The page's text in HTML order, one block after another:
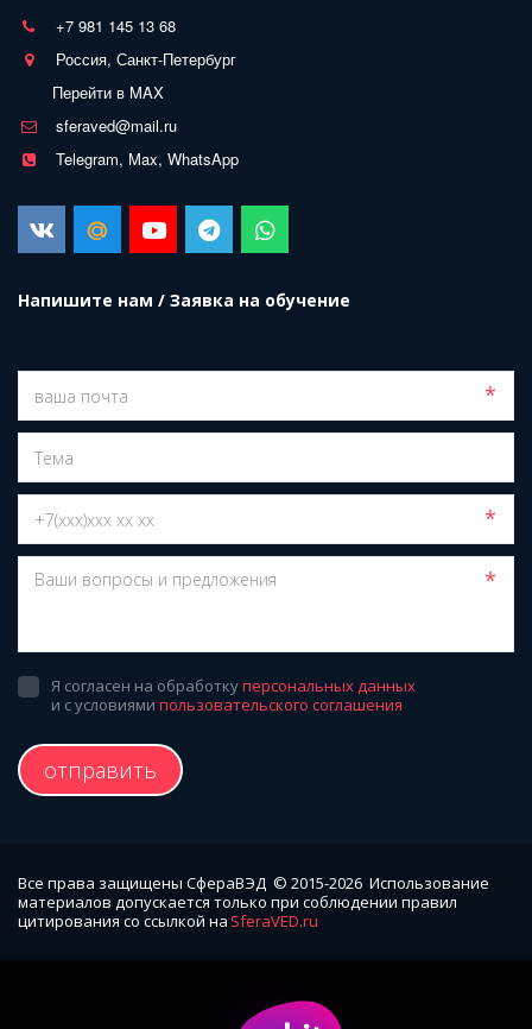
+7 981 145 13 68
Россия, Санкт-Петербург
Перейти в MAX
sferaved@mail.ru
Telegram, Max, WhatsApp
Напишите нам / Заявка на обучение
*
*
*
Я согласен на обработкуперсональных данных
и с условиями пользовательского соглашения
отправить
Все права защищены СфераВЭД  © 2015-2026  Использование
материалов допускается только при соблюдении правил
цитирования со ссылкой на SferaVED.ru